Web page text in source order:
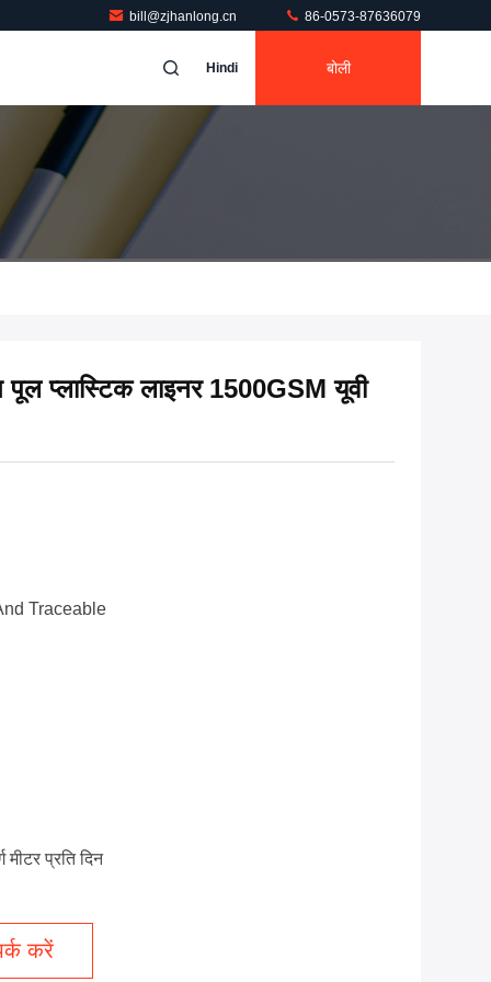
bill@zjhanlong.cn 86-0573-87636079
Hindi बोली
पूल प्लास्टिक लाइनर 1500GSM यूवी
Traceable
प्रति दिन
करें